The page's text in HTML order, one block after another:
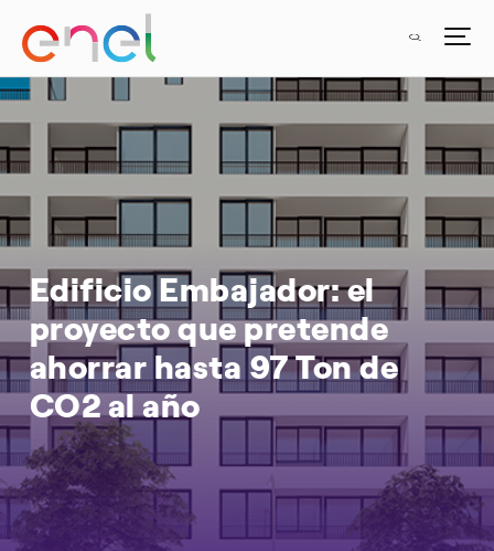
Edificio Embajador: el
proyecto que pretende
ahorrar hasta 97 Ton de
CO2 al año